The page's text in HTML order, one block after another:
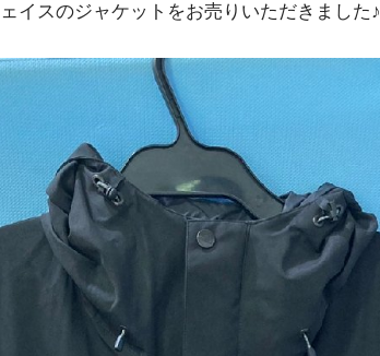
イスのジャケットをお売りいただきました♪